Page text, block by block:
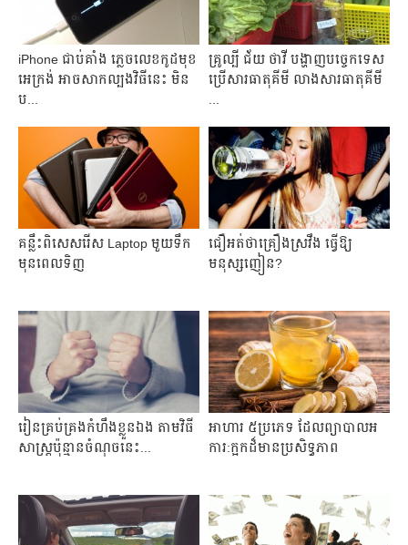
iPhone ជាប់​គាំង ភ្លេច​លេខ​កូដ​មុខ​
អេក្រង់ អាច​សាកល្បង​វិធី​នេះ​ មិន​
ប...
គ្រូ​ល្បី ជ័យ ថាវី បង្ហាញ​បច្ចេកទេស​
ប្រើ​សារធាតុគីមី លាង​សារធាតុ​គីមី​
គន្លឹះពិសេសរើស Laptop មួយ​ទឹក​
មុនពេលទិញ
ជឿអត់ថាគ្រឿងស្រវឹង ធ្វើឱ្យ
មនុស្សញៀន?
រៀនគ្រប់​គ្រង​កំហឹង​​ខ្លួន​​ឯង តាម​វិធី​
សាស្ត្រ​​ប៉ុន្មាន​ចំណុច​​នេះ​...
អាហារ ​៥​ប្រភេទ​ ដែលព្យាបាល​អ
ការ:ក្អកដ៏មានប្រសិទ្ធភាព